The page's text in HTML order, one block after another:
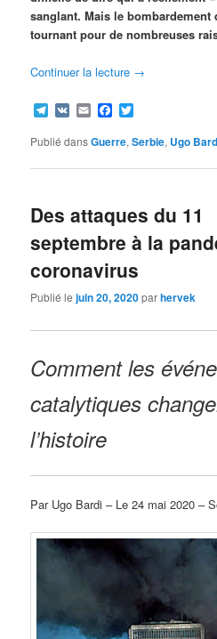
sanglant. Mais le bombardement
tournant pour de nombreuses
Continuer la lecture →
Telegram
VK EmailFacebook
Publié dansGuerre,Serbie, Ugo
Des attaques du 11
septembre à la
coronavirus
Publié lejuin 20, 2020parhervek
Comment les
catalytiques
l’histoire
Par Ugo Bardi – Le 24 mai 2020 –